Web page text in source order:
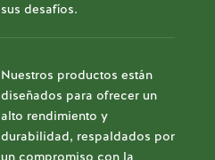
sus desafíos.
Nuestros productos están
diseñados para ofrecer un
alto rendimiento y
durabilidad, respaldados por
un compromiso con la